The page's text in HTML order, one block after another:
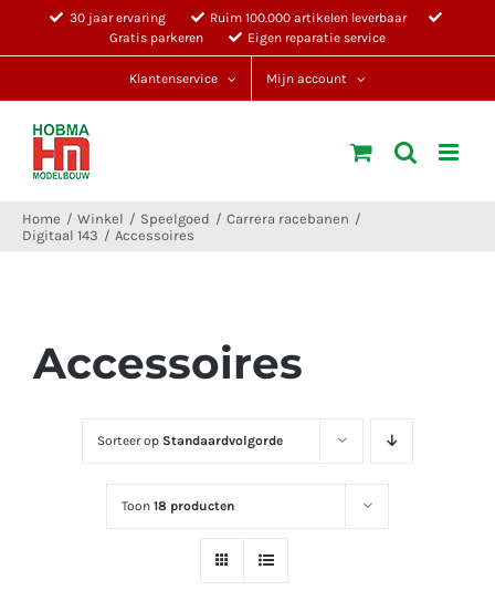
30 jaar ervaring
Ruim 100.000 artikelen leverbaar
Gratis parkeren
Eigen reparatie service
Klantenservice Mijn account
Home Winkel Speelgoed
Carrera racebanen
Digitaal 143
Accessoires
Accessoires
Sorteer op Standaardvolgorde
Toon18 producten